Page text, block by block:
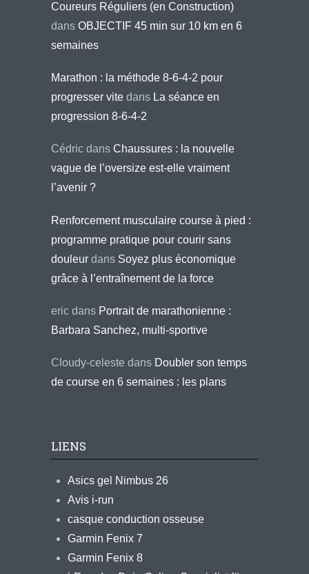
Coureurs Réguliers (en Construction)
dans OBJECTIF 45 min sur 10 km en 6
semaines
Marathon : la méthode 8-6-4-2 pour
progresser vite dans La séance en
progression 8-6-4-2
Cédric dans Chaussures : la nouvelle
vague de l’oversize est-elle vraiment
l’avenir ?
Renforcement musculaire course à pied :
programme pratique pour courir sans
douleur dans Soyez plus économique
grâce à l’entraînement de la force
eric dans Portrait de marathonienne :
Barbara Sanchez, multi-sportive
Cloudy-celeste dans Doubler son temps
de course en 6 semaines : les plans
LIENS
Asics gel Nimbus 26
Avis i-run
casque conduction osseuse
Garmin Fenix 7
Garmin Fenix 8